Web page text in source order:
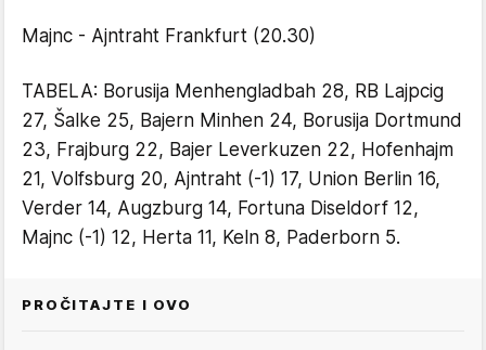
Majnc - Ajntraht Frankfurt (20.30)
TABELA: Borusija Menhengladbah 28, RB Lajpcig
27, Šalke 25, Bajern Minhen 24, Borusija Dortmund
23, Frajburg 22, Bajer Leverkuzen 22, Hofenhajm
21, Volfsburg 20, Ajntraht (-1) 17, Union Berlin 16,
Verder 14, Augzburg 14, Fortuna Diseldorf 12,
Majnc (-1) 12, Herta 11, Keln 8, Paderborn 5.
PROČITAJTE I OVO